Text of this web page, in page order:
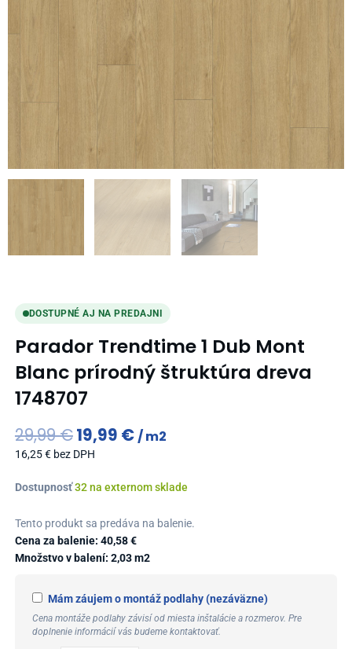
DOSTUPNÉ AJ NA PREDAJNI
Parador Trendtime 1 Dub Mont
Blanc prírodný štruktúra dreva
1748707
29,99€Original
price
29,99 €.
19,99 €Current
19,99 €.
m2
16,25€ bez DPH
Dostupnosť32 na externom sklade
Tento produkt sa predáva na balenie.
Cena za balenie: 40,58€
Množstvo v balení: 2,03 m2
Cena montáže podlahy závisí od miesta inštalácie a rozmerov. Pre
doplnenie informácií vás budeme kontaktovať.
Mám záujem o montáž podlahy (nezáväzne)
množstvo
Trendtime
1
Dub
Blanc
štruktúra